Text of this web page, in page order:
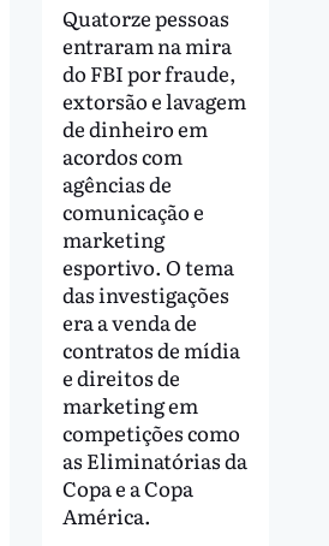
Quatorze pessoas
entraram na mira
do FBI por fraude,
extorsão e lavagem
de dinheiro em
acordos com
agências de
comunicação e
marketing
esportivo. O tema
das investigações
era a venda de
contratos de mídia
e direitos de
marketing em
competições como
as Eliminatórias da
Copa e a Copa
América.